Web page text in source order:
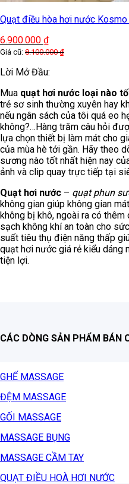
Quạt điều hòa hơi nước
6.900.000 ₫
Giá cũ: 8.100.000₫
Lời Mở Đầu:
Mua quạt hơi nước loại nào
trẻ sơ sinh thường xuyên hay
nếu ngân sách của tôi quá eo
không?…Hàng trăm câu hỏi
lựa chọn thiết bị làm mát cho
của mùa hè tới gần. Hãy theo
sương nào tốt nhất hiện nay
ảnh và clip quay trực tiếp tại
Quạt hơi nước – quạt phun
không gian giúp không gian
không bị khô, ngoài ra có
sạch không khí an toàn cho
suất tiêu thụ điện năng thấp
quạt hơi nước giá rẻ kiểu
tiện lợi.
CÁC DÒNG SẢN PHẨM BÁN
GHẾ MASSAGE
ĐỆM MASSAGE
GỐI MASSAGE
MASSAGE BỤNG
MASSAGE CẦM TAY
QUẠT ĐIỀU HOÀ HƠI NƯỚC